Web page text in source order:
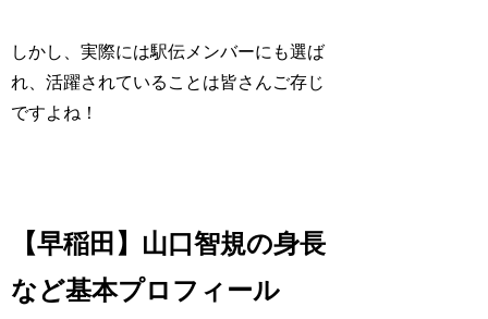
しかし、実際には駅伝メンバーにも選ば
れ、活躍されていることは皆さんご存じ
ですよね！
【早稲田】山口智規の身長
など基本プロフィール